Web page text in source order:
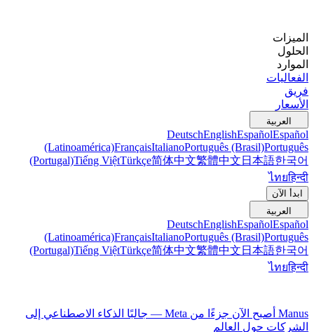
الميزات
الحلول
الموارد
الفعاليات
فريق
الأسعار
العربية
DeutschEnglishEspañolEspañol
(Latinoamérica)FrançaisItalianoPortuguês (Brasil)Português
(Portugal)Tiếng ViệtTürkçe简体中文繁體中文 日本語한국어
ไทยहिन्दी
ابدأ الآن
العربية
DeutschEnglishEspañolEspañol
(Latinoamérica)FrançaisItalianoPortuguês (Brasil)Português
(Portugal)Tiếng ViệtTürkçe简体中文繁體中文 日本語한국어
ไทยहिन्दी
Manus أصبح الآن جزءًا من Meta — جالبًا الذكاء الاصطناعي إلى
الشركات حول العالم